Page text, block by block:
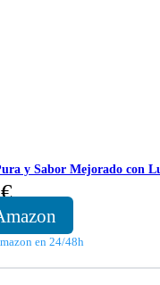
y Sabor Mejorado con
€
en 24/48h